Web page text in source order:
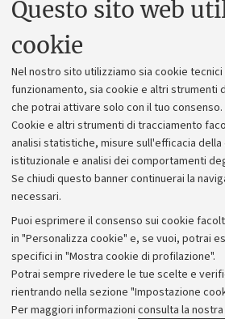
Questo sito web
cookie
Nel nostro sito utilizziamo sia cookie
funzionamento, sia cookie e altri strumenti
che potrai attivare solo con il tuo consenso.
Cookie e altri strumenti di tracciamento
analisi statistiche, misure sull'efficacia della
istituzionale e analisi dei comportamenti
Se chiudi questo banner continuerai la
necessari.
Puoi esprimere il consenso sui cookie
in "Personalizza cookie" e, se vuoi, potrai
specifici in "Mostra cookie di profilazione".
Potrai sempre rivedere le tue scelte e
rientrando nella sezione "Impostazione
Per maggiori informazioni consulta la
Contatti e PEC
Alumni
Piano strategico
Bilanci
Donazioni e
Bandi, gare e
Albo online
Amministrazione
Atti di notifica